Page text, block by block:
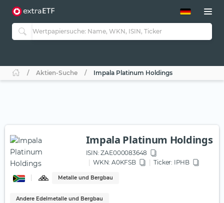
ETF-Guide 2.0
Guide Aktive ETFs
ETF-Sparpläne
Aktien-Suche Impala Platinum Holdings
Impala Platinum Holdings
ISIN: ZAE000083648
WKN: A0KFSB Ticker: IPHB
Metalle und Bergbau
Andere Edelmetalle und Bergbau